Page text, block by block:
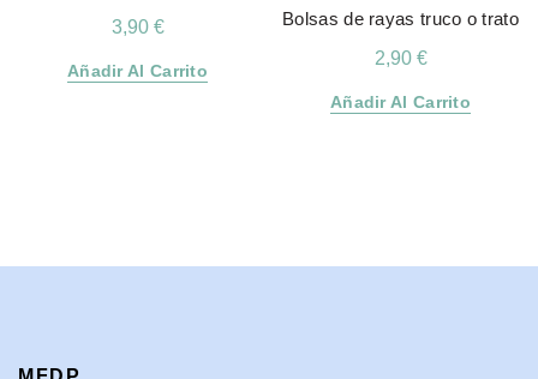
3,90 €
Añadir Al Carrito
Bolsas de rayas truco o trato
2,90 €
Añadir Al Carrito